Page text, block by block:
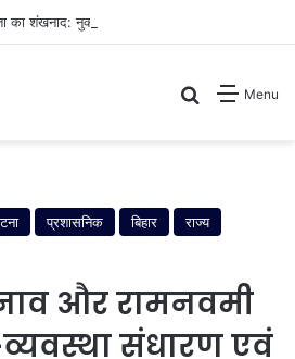
Menu
Search for
प्रशासनिक बिहार
राज्य
और रामनवमी
व्यवस्था संधारण एवं